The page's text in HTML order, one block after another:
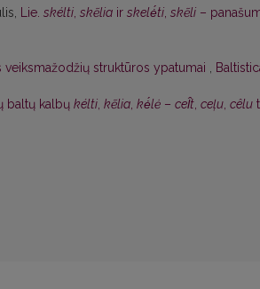
Lie. skélti, skẽlia ir skelė́ti, skẽli –
veiksmažodžių struktūros ypatumai ,
baltų kalbų kélti, kẽlia, kė́lė – cel̂t, ceļu, cêlu